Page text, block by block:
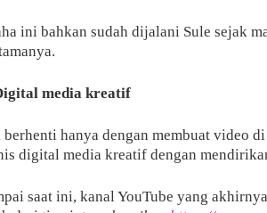
ini bahkan sudah dijalani Sule sejak
media kreatif
berhenti hanya dengan membuat video
digital media kreatif dengan
saat ini, kanal YouTube yang